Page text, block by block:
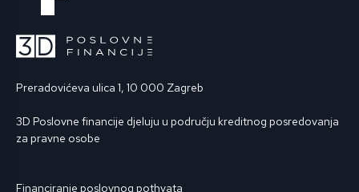
Preradovićeva ulica 1, 10 000 Zagreb
3D Poslovne financije djeluju u području kreditnog posredovanja
za pravne osobe
Financiranje poslovnog pothvata